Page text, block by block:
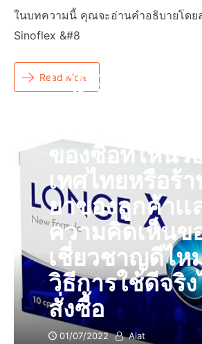
ในบทความนี้ คุณจะอ่านคำอธิบายโดย
Sinoflex &#8
Read More
Longex คืออะไ
ของซื้อที่ไหนวิธี
เทศไทยหรือร้
ยาของลูกค้าเเ
ความคิดเห็นข
เชี่ยวชาญดีไห
วิธีการใช้ดีจริ
สั่งซื้อ
01/07/2022 Aiat